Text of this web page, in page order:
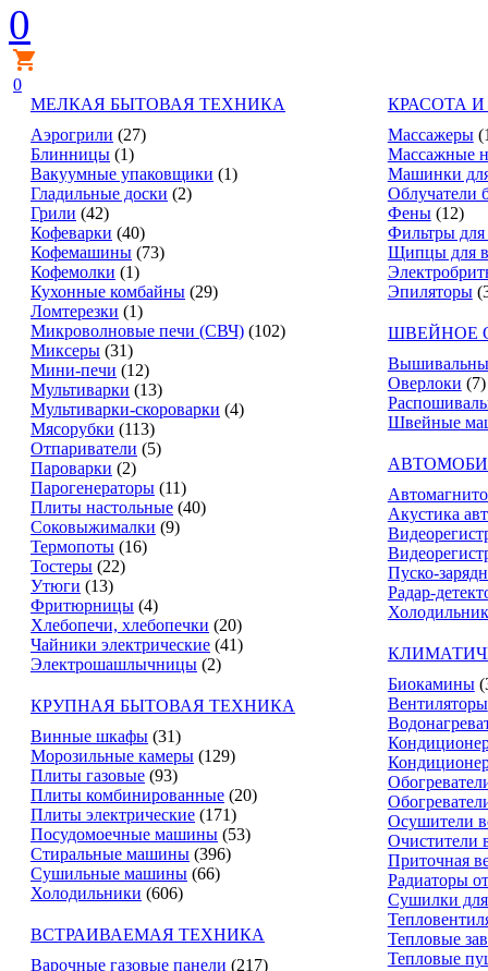
0
0
МЕЛКАЯ БЫТОВАЯ ТЕХНИКА
Аэрогрили (27)
Блинницы (1)
Вакуумные упаковщики (1)
Гладильные доски (2)
Грили (42)
Кофеварки (40)
Кофемашины (73)
Кофемолки (1)
Кухонные комбайны (29)
Ломтерезки (1)
Микроволновые печи (СВЧ) (102)
Миксеры (31)
Мини-печи (12)
Мультиварки (13)
Мультиварки-скороварки (4)
Мясорубки (113)
Отпариватели (5)
Пароварки (2)
Парогенераторы (11)
Плиты настольные (40)
Соковыжималки (9)
Термопоты (16)
Тостеры (22)
Утюги (13)
Фритюрницы (4)
Хлебопечи, хлебопечки (20)
Чайники электрические (41)
Электрошашлычницы (2)
КРУПНАЯ БЫТОВАЯ ТЕХНИКА
Винные шкафы (31)
Морозильные камеры (129)
Плиты газовые (93)
Плиты комбинированные (20)
Плиты электрические (171)
Посудомоечные машины (53)
Стиральные машины (396)
Сушильные машины (66)
Холодильники (606)
ВСТРАИВАЕМАЯ ТЕХНИКА
Варочные газовые панели (217)
КРАСОТА И
Массажеры
Массажные
Машинки
Облучатели
Фены (12)
Фильтры
Щипцы для
Эпиляторы
ШВЕЙНОЕ
Оверлоки (7)
Швейные
Акустика
Пуско-
Радар-
Биокамины
Вентиляторы
Осушители
Очистители
Приточная
Радиаторы
Сушилки
Тепловые
Тепловые